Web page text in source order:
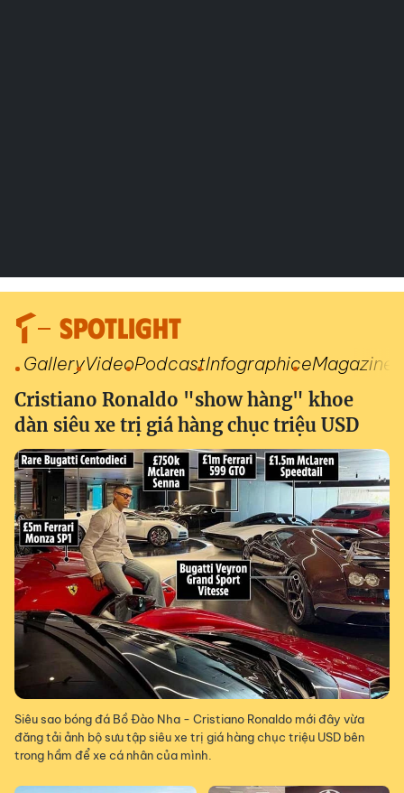
SPOTLIGHT
GalleryVideoPodcastInfographiceMagazine
Cristiano Ronaldo "show hàng" khoe
dàn siêu xe trị giá hàng chục triệu USD
Siêu sao bóng đá Bồ Đào Nha - Cristiano Ronaldo mới đây vừa
đăng tải ảnh bộ sưu tập siêu xe trị giá hàng chục triệu USD bên
trong hầm để xe cá nhân của mình.